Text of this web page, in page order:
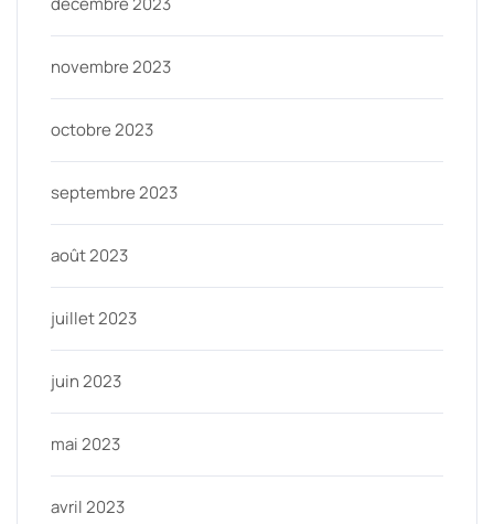
novembre 2023
octobre 2023
septembre 2023
août 2023
juillet 2023
juin 2023
mai 2023
avril 2023